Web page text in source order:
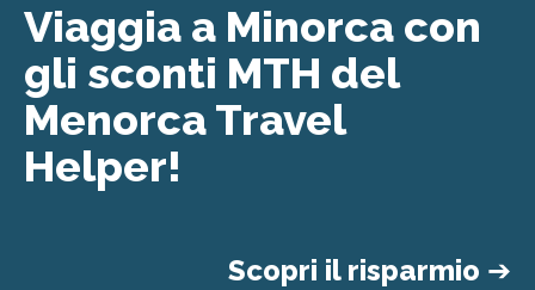
Viaggia a Minorca con
gli sconti MTH del
Menorca Travel
Helper!
Scopri il risparmio ➔